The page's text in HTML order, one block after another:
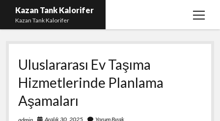
Kazan Tank Kalorifer
Kazan Tank Kalorifer
menüyü
Igtv Beğeni Çoğaltma
Liste
Sayfa Listesi
Spotify Dinlenme Yükseltme Hilesi
Spotify Takipçi Hilesi Şifresiz
Uluslararası Ev Taşıma
Hizmetlerinde Planlama
Aşamaları
Aralık 30, 2025 Yorum Bırak